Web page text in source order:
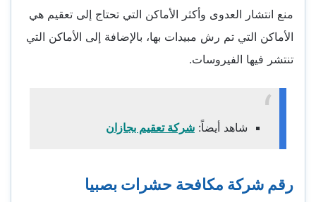
منع انتشار العدوى وأكثر الأماكن التي تحتاج إلى تعقيم هي
الأماكن التي تم رش مبيدات بها، بالإضافة إلى الأماكن التي
تنتشر فيها الفيروسات.
شاهد أيضاً: شركة تعقيم بجازان
رقم شركة مكافحة حشرات بصبيا